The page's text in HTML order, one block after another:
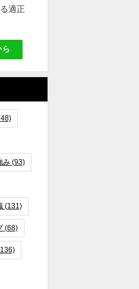
適正
み(93)
(131)
(68)